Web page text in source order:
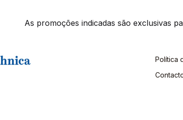
As promoções indicadas são exclusivas
Política